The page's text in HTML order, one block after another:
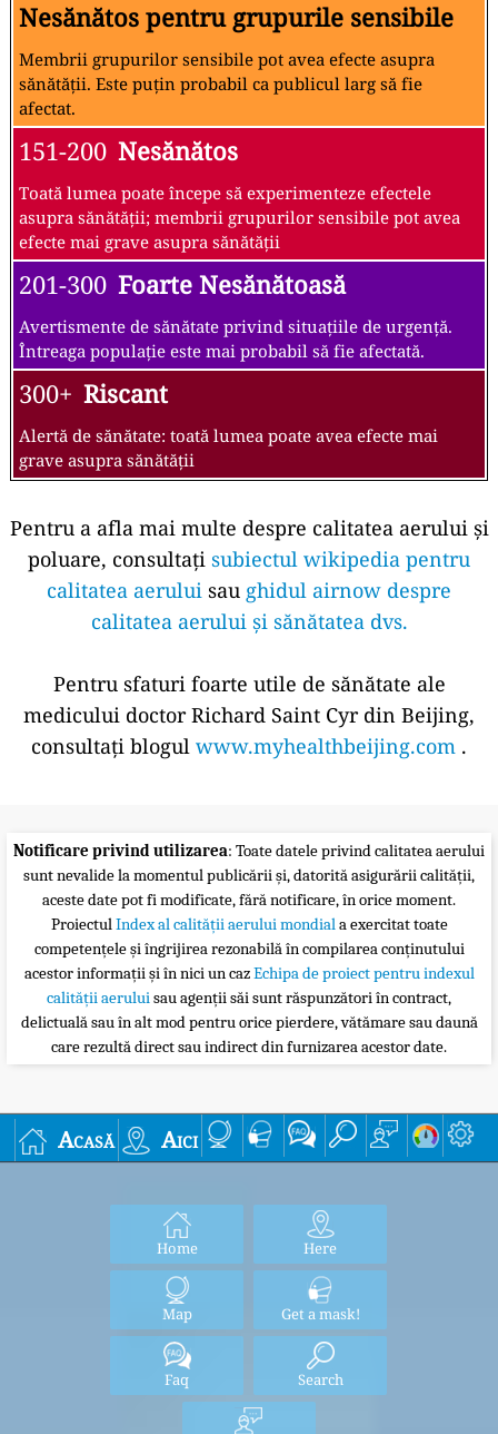
Nesănătos pentru grupurile sensibile
Membrii grupurilor sensibile pot avea efecte asupra
sănătății. Este puțin probabil ca publicul larg să fie
afectat.
151-200 Nesănătos
Toată lumea poate începe să experimenteze efectele
asupra sănătății; membrii grupurilor sensibile pot avea
efecte mai grave asupra sănătății
201-300 Foarte Nesănătoasă
Avertismente de sănătate privind situațiile de urgență.
Întreaga populație este mai probabil să fie afectată.
300+ Riscant
Alertă de sănătate: toată lumea poate avea efecte mai
grave asupra sănătății
Pentru a afla mai multe despre calitatea aerului și
poluare, consultați subiectul wikipedia pentru
calitatea aerului sau ghidul airnow despre
calitatea aerului și sănătatea dvs.
Pentru sfaturi foarte utile de sănătate ale
medicului doctor Richard Saint Cyr din Beijing,
consultați blogul www.myhealthbeijing.com .
Notificare privind utilizarea: Toate datele privind calitatea aerului
sunt nevalide la momentul publicării și, datorită asigurării calității,
aceste date pot fi modificate, fără notificare, în orice moment.
ProiectulIndex al calității aerului mondiala exercitat toate
competențele și îngrijirea rezonabilă în compilarea conținutului
acestor informații și în nici un cazEchipa de proiect pentru indexul
calității aeruluisau agenții săi sunt răspunzători în contract,
delictuală sau în alt mod pentru orice pierdere, vătămare sau daună
care rezultă direct sau indirect din furnizarea acestor date.
Acasă Aici
Home Here
Map Get a mask!
Faq Search